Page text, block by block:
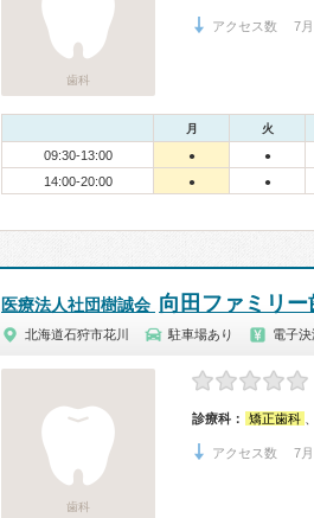
歯科
アクセス数 7月
月 火
09:30-13:00 ● ●
14:00-20:00 ● ●
医療法人社団樹誠会 向田ファミリー
北海道石狩市花川 駐車場あり 電子
歯科
診療科： 矯正歯科
アクセス数 7月